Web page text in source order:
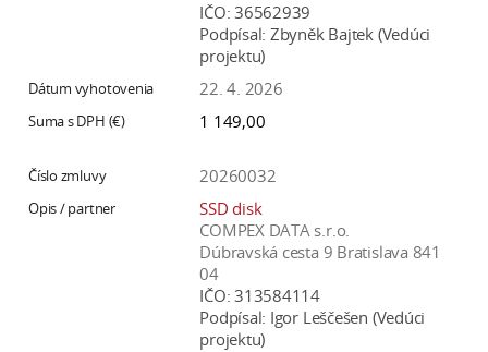
IČO: 36562939
Podpísal: Zbyněk Bajtek (Vedúci
projektu)
22. 4. 2026
1 149,00
20260032
SSD disk
COMPEX DATA s.r.o.
Dúbravská cesta 9 Bratislava 841
04
IČO: 313584114
Podpísal: Igor Leščešen (Vedúci
projektu)